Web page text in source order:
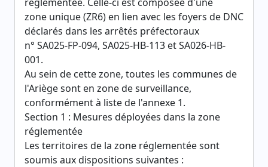
zone unique (ZR6) en lien avec les foyers de DNC
déclarés dans les arrêtés préfectoraux
n° SA025-FP-094, SA025-HB-113 et SA026-HB-
001.
Au sein de cette zone, toutes les communes de
l'Ariège sont en zone de surveillance,
conformément à liste de l'annexe 1.
Section 1 : Mesures déployées dans la zone
réglementée
Les territoires de la zone réglementée sont
soumis aux dispositions suivantes :